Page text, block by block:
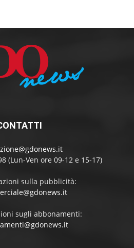
(Lun-Ven ore 09-12 e 15-17)
sulla pubblicità:
sugli abbonamenti: